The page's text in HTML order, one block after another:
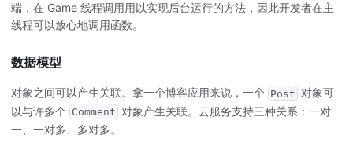
端，在 Game 线程调用用以实现后台运行的方法，因此开发者在主
线程可以放心地调用函数。
数据模型
对象之间可以产生关联。拿一个博客应用来说，一个 Post 对象可
以与许多个 Comment 对象产生关联。云服务支持三种关系：一对
一、一对多、多对多。